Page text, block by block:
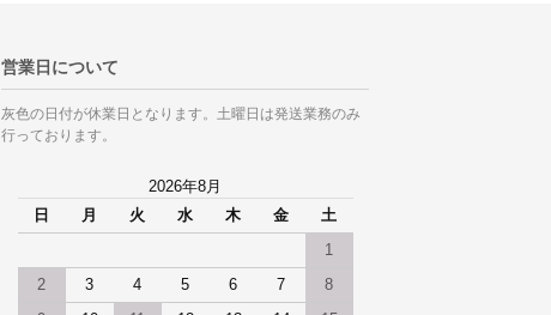
営業日について
灰色の日付が休業日となります。土曜日は発送業務のみ
行っております。
2026年8月
日
月 火 水 木 金 土
1
2 3 4 5 6 7 8